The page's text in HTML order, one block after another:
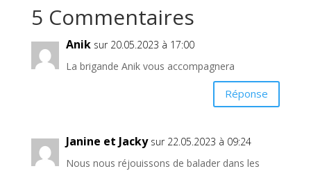
5 Commentaires
Anik sur 20.05.2023 à 17:00
La brigande Anik vous accompagnera
Réponse
Janine et Jacky sur 22.05.2023 à 09:24
Nous nous réjouissons de balader dans les